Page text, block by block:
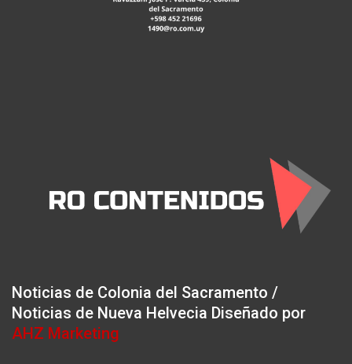
Noticias de Colonia del Sacramento /
Noticias de Nueva Helvecia Diseñado por
AHZ Marketing